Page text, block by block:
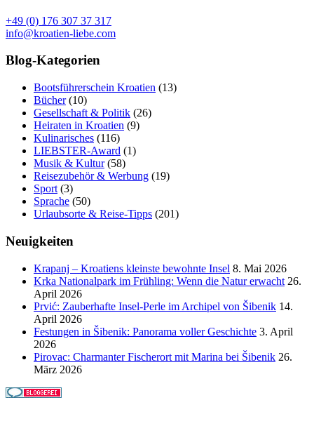
+49 (0) 176 307 37 317
info@kroatien-liebe.com
Blog-Kategorien
Bootsführerschein Kroatien (13)
Bücher(10)
Gesellschaft & Politik (26)
Heiraten in Kroatien (9)
Kulinarisches (116)
LIEBSTER-Award (1)
Musik & Kultur(58)
Reisezubehör & Werbung (19)
Sport (3)
Sprache (50)
Urlaubsorte & Reise-Tipps (201)
Neuigkeiten
Krapanj – Kroatiens kleinste bewohnte Insel 8. Mai 2026
Krka Nationalpark im Frühling: Wenn die Natur erwacht 26.
April 2026
Prvić: Zauberhafte Insel-Perle im Archipel von Šibenik 14.
April 2026
Festungen in Šibenik: Panorama voller Geschichte 3. April
2026
Pirovac: Charmanter Fischerort mit Marina bei Šibenik 26.
März 2026